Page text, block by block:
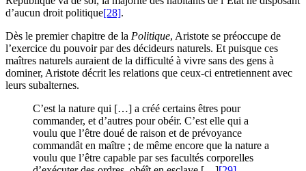
d’aucun droit politique[28].
Dès le premier chapitre de la Politique, Aristote se préoccupe de
l’exercice du pouvoir par des décideurs naturels. Et puisque ces
maîtres naturels auraient de la difficulté à vivre sans des gens à
dominer, Aristote décrit les relations que ceux-ci entretiennent avec
leurs subalternes.
C’est la nature qui […] a créé certains êtres pour
commander, et d’autres pour obéir. C’est elle qui a
voulu que l’être doué de raison et de prévoyance
commandât en maître ; de même encore que la nature a
voulu que l’être capable par ses facultés corporelles